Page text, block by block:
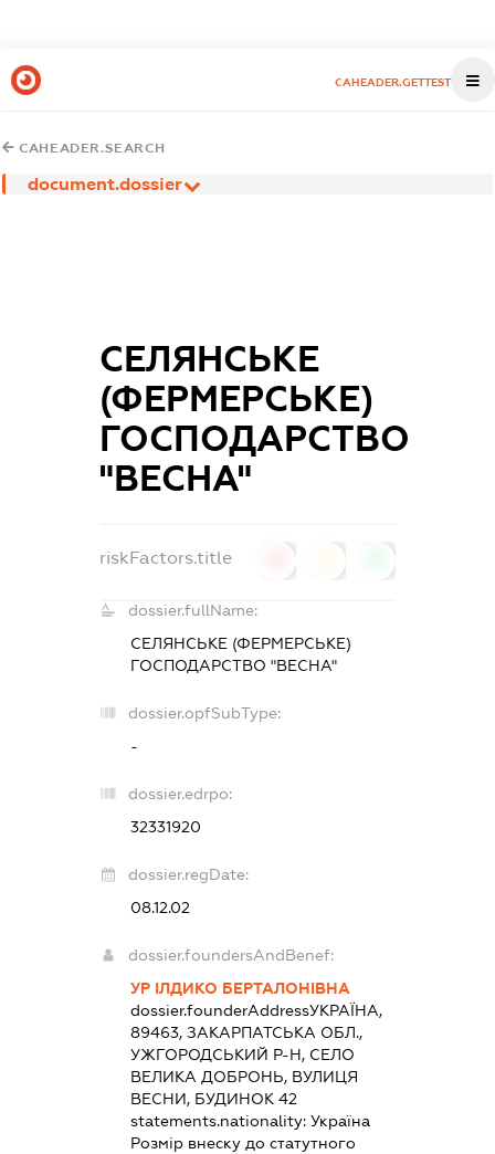
CAHEADER.GETTEST
CAHEADER.SEARCH
document.dossier
СЕЛЯНСЬКЕ
(ФЕРМЕРСЬКЕ)
ГОСПОДАРСТВО
"ВЕСНА"
riskFactors.title
dossier.fullName:
СЕЛЯНСЬКЕ (ФЕРМЕРСЬКЕ)
ГОСПОДАРСТВО "ВЕСНА"
dossier.opfSubType:
-
dossier.edrpo:
32331920
dossier.regDate:
08.12.02
dossier.foundersAndBenef:
УР ІЛДИКО БЕРТАЛОНІВНА
dossier.founderAddressУКРАЇНА,
89463, ЗАКАРПАТСЬКА ОБЛ.,
УЖГОРОДСЬКИЙ Р-Н, СЕЛО
ВЕЛИКА ДОБРОНЬ, ВУЛИЦЯ
ВЕСНИ, БУДИНОК 42
statements.nationality: Україна
Розмір внеску до статутного